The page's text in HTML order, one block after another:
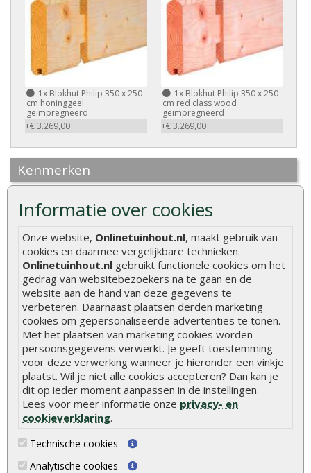
Informatie over cookies
Onze website, Onlinetuinhout.nl, maakt gebruik van
cookies en daarmee vergelijkbare technieken.
Onlinetuinhout.nl gebruikt functionele cookies om het
gedrag van websitebezoekers na te gaan en de
website aan de hand van deze gegevens te
verbeteren. Daarnaast plaatsen derden marketing
cookies om gepersonaliseerde advertenties te tonen.
Met het plaatsen van marketing cookies worden
persoonsgegevens verwerkt. Je geeft toestemming
voor deze verwerking wanneer je hieronder een vinkje
plaatst. Wil je niet alle cookies accepteren? Dan kan je
dit op ieder moment aanpassen in de instellingen.
Lees voor meer informatie onze privacy- en
cookieverklaring.
Technische cookies
Analytische cookies
1x Blokhut Philip 350 x 250
cm honinggeel
geïmpregneerd
+€ 3.269,00
1xBlokhut Philip 350 x 250
cm red class wood
geïmpregneerd
+€ 3.269,00
Kenmerken
Merk
Houtsoort
Blank onbehandeld vuren
Houtdikte
40 mm
Afmetingen
350 x 250 cm
Breedte
250 cm
Diepte
250 cm
Funderingsmaat
330 x 230 cm
Nokhoogte
ca. 234 cm